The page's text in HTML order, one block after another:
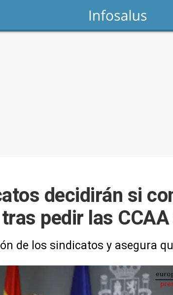
decidirán si
pedir las
de los sindicatos y asegura
de Sanidad, Mónica García, tras el CISNS. - Alejandro Martínez Vélez -